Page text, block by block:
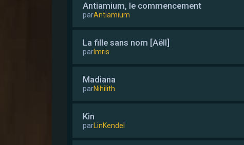
Antiamium, le commencement
parAntiamium
La fille sans nom [Aëll]
parImris
Madiana
parNihilith
Kin
parLinKendel